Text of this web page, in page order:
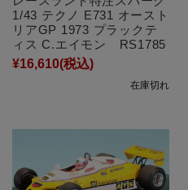
1/43 テクノ E731 オースト
リアGP 1973 プラックテ
ィス C.エイモン RS1785
¥16,610(税込)
在庫切れ